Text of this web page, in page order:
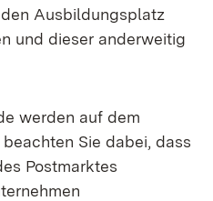
Ausbildungsplatz
und dieser anderweitig
werden auf dem
Sie dabei, dass
Postmarktes